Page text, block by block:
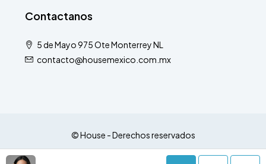
Contactanos
5 de Mayo 975 Ote Monterrey NL
contacto@housemexico.com.mx
© House - Derechos reservados